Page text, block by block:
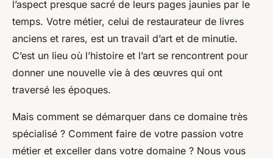
l’aspect presque sacré de leurs pages jaunies par le
temps. Votre métier, celui de restaurateur de livres
anciens et rares, est un travail d’art et de minutie.
C’est un lieu où l’histoire et l’art se rencontrent pour
donner une nouvelle vie à des œuvres qui ont
traversé les époques.
Mais comment se démarquer dans ce domaine très
spécialisé ? Comment faire de votre passion votre
métier et exceller dans votre domaine ? Nous vous